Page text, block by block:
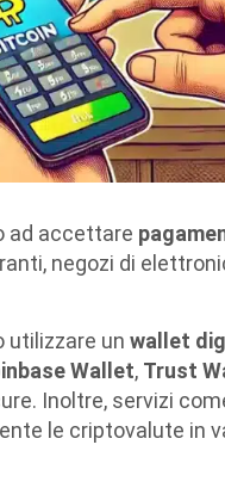
ad accettare
negozi di
utilizzare un wallet
Wallet, Trust
Inoltre, servizi
le criptovalute in